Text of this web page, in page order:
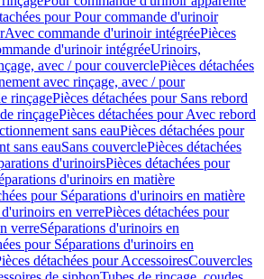
pour Pour commande d'urinoir
Avec commande d'urinoir intégréePièces
d'urinoir intégréeUrinoirs,
avec / pour couverclePièces détachées
avec rinçage, avec / pour
rinçagePièces détachées pour Sans rebord
rinçagePièces détachées pour Avec rebord
sans eauPièces détachées pour
sans eauSans couverclePièces détachées
d'urinoirsPièces détachées pour
d'urinoirs en matière
pour Séparations d'urinoirs en matière
d'urinoirs en verrePièces détachées pour
verreSéparations d'urinoirs en
pour Séparations d'urinoirs en
détachées pour AccessoiresCouvercles